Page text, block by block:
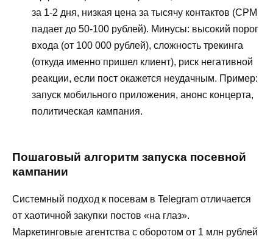
за 1-2 дня, низкая цена за тысячу контактов (CPM
падает до 50-100 рублей). Минусы: высокий порог
входа (от 100 000 рублей), сложность трекинга
(откуда именно пришел клиент), риск негативной
реакции, если пост окажется неудачным. Пример:
запуск мобильного приложения, анонс концерта,
политическая кампания.
Пошаговый алгоритм запуска посевной
кампании
Системный подход к посевам в Telegram отличается
от хаотичной закупки постов «на глаз».
Маркетинговые агентства с оборотом от 1 млн рублей